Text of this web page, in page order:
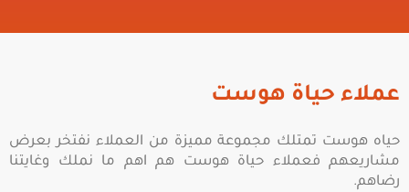
عملاء حياة هوست
حياه هوست تمتلك مجموعة مميزة من العملاء نفتخر بعرض
مشاريعهم فعملاء حياة هوست هم اهم ما نملك وغايتنا
رضاهم.